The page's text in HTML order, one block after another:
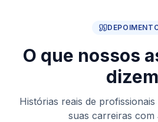
O que nossos
dizem
Histórias reais de
suas carreiras com